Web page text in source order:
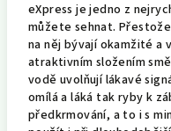
eXpress je jedno z
můžete sehnat.
na něj bývají okamžité a
atraktivním složením
vodě uvolňují lákavé
omílá a láká tak ryby k
předkrmování, a to i s